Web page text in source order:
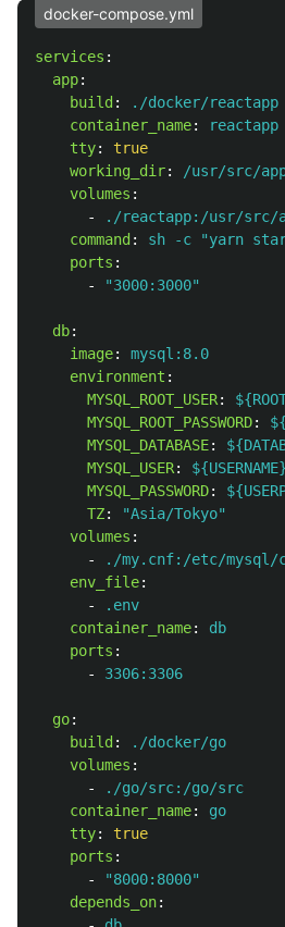
docker-compose.yml
services :
app:
build :
./docker/reactapp
container_name:
reactapp
tty:
true
working_dir:
/usr/src/
volumes :
-
./reactapp:/usr/src/
command :
sh -c "yarn
ports :
-
"3000:3000"
db:
image:
mysql:8.0
environment :
MYSQL_ROOT_USER:
MYSQL_ROOT_PASSWORD:
MYSQL_DATABASE:
MYSQL_USER:
${USERNAME}
MYSQL_PASSWORD:
TZ: "Asia/Tokyo"
volumes :
-
./my.cnf:/etc/mysql/
env_file:
-
.env
container_name:
db
ports :
-
3306:3306
go:
build :
./docker/go
volumes :
-
./go/src:/go/src
container_name:
go
tty:
true
ports :
-
"8000:8000"
depends_on: